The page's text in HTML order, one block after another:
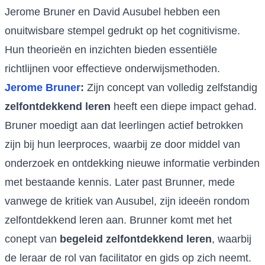
Jerome Bruner en David Ausubel hebben een
onuitwisbare stempel gedrukt op het cognitivisme.
Hun theorieën en inzichten bieden essentiële
richtlijnen voor effectieve onderwijsmethoden.
Jerome Bruner: Zijn concept van volledig zelfstandig
zelfontdekkend leren heeft een diepe impact gehad.
Bruner moedigt aan dat leerlingen actief betrokken
zijn bij hun leerproces, waarbij ze door middel van
onderzoek en ontdekking nieuwe informatie verbinden
met bestaande kennis. Later past Brunner, mede
vanwege de kritiek van Ausubel, zijn ideeën rondom
zelfontdekkend leren aan. Brunner komt met het
conept van begeleid zelfontdekkend leren, waarbij
de leraar de rol van facilitator en gids op zich neemt.